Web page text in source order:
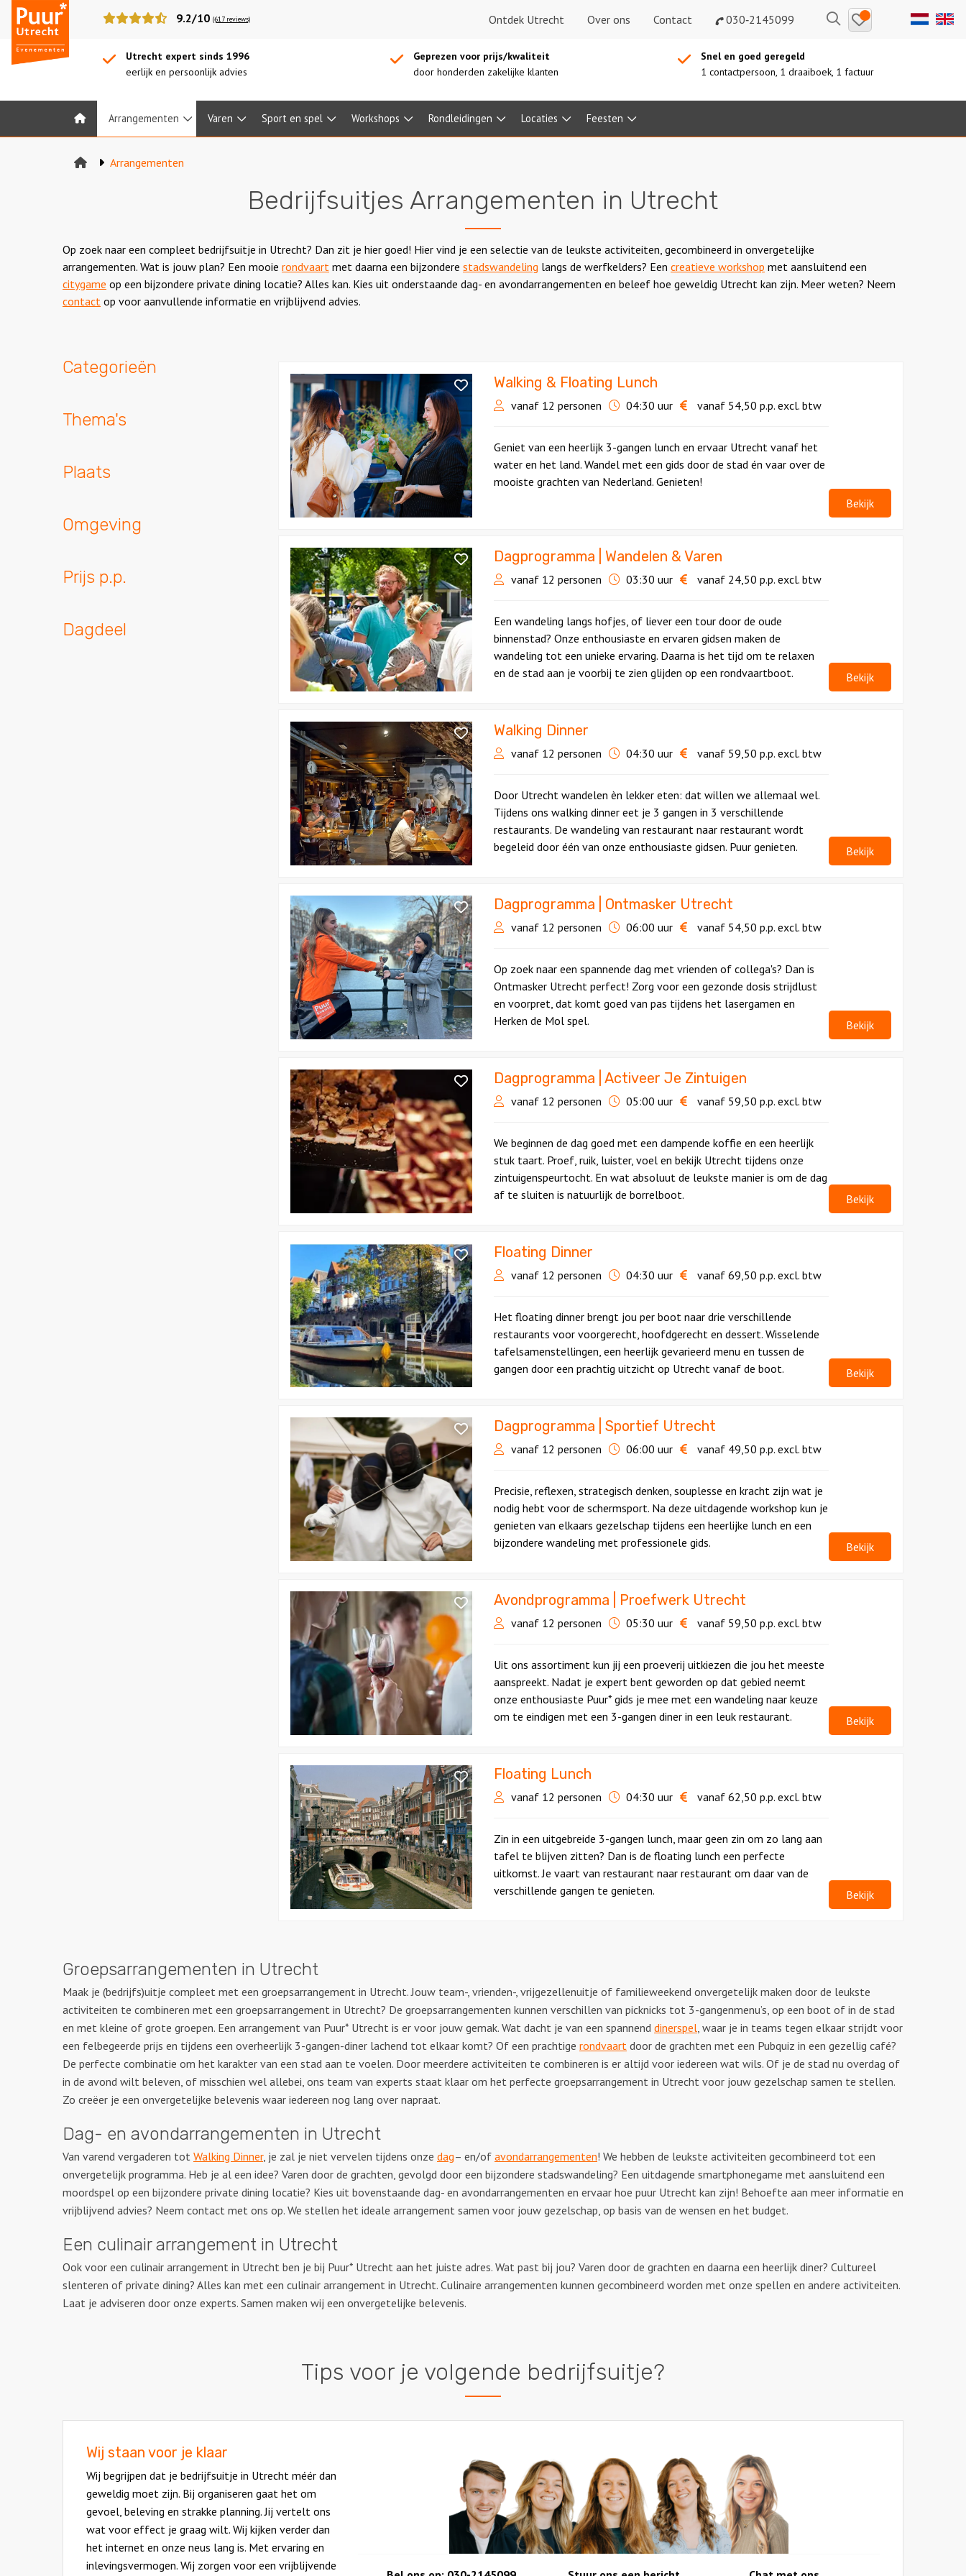
Puur*
Utrecht
bedrijfsuitjes
9.2/10 (617 reviews) Ontdek Utrecht Over ons Contact 030‑2145099 ZoekenBewaarde
uitjes
Utrecht expert sinds 1996
eerlijk en persoonlijk advies
Geprezen voor prijs/kwaliteit
door honderden zakelijke klanten
Snel en goed geregeld
1 contactpersoon, 1 draaiboek, 1 factuur
Home Arrangementen Varen Sport en spel Workshops Rondleidingen Locaties Feesten
Arrangementen
Bedrijfsuitjes Arrangementen in Utrecht
Op zoek naar een compleet bedrijfsuitje in Utrecht? Dan zit je hier goed! Hier vind je een selectie van de leukste activiteiten, gecombineerd in onvergetelijke
arrangementen. Wat is jouw plan? Een mooie rondvaart met daarna een bijzondere stadswandeling langs de werfkelders? Een creatieve workshop met aansluitend een
citygame op een bijzondere private dining locatie? Alles kan. Kies uit onderstaande dag- en avondarrangementen en beleef hoe geweldig Utrecht kan zijn. Meer weten? Neem
contact op voor aanvullende informatie en vrijblijvend advies.
Categorieën
Thema's
Plaats
Omgeving
Prijs p.p.
Dagdeel
Walking
Floating
Lunch
Walking & Floating Lunch
vanaf 12 personen 04:30 uur vanaf 54,50 p.p. excl. btw
Geniet van een heerlijk 3-gangen lunch en ervaar Utrecht vanaf het
water en het land. Wandel met een gids door de stad én vaar over de
mooiste grachten van Nederland. Genieten!
Bekijk
Dagprogramma
Wandelen
Varen
Dagprogramma | Wandelen & Varen
vanaf 12 personen 03:30 uur vanaf 24,50 p.p. excl. btw
Een wandeling langs hofjes, of liever een tour door de oude
binnenstad? Onze enthousiaste en ervaren gidsen maken de
wandeling tot een unieke ervaring. Daarna is het tijd om te relaxen
en de stad aan je voorbij te zien glijden op een rondvaartboot.
Bekijk
Walking
Dinner
Walking Dinner
vanaf 12 personen 04:30 uur vanaf 59,50 p.p. excl. btw
Door Utrecht wandelen èn lekker eten: dat willen we allemaal wel.
Tijdens ons walking dinner eet je 3 gangen in 3 verschillende
restaurants. De wandeling van restaurant naar restaurant wordt
begeleid door één van onze enthousiaste gidsen. Puur genieten.
Bekijk
Dagprogramma
Ontmasker
Utrecht
Dagprogramma | Ontmasker Utrecht
vanaf 12 personen 06:00 uur vanaf 54,50 p.p. excl. btw
Op zoek naar een spannende dag met vrienden of collega's? Dan is
Ontmasker Utrecht perfect! Zorg voor een gezonde dosis strijdlust
en voorpret, dat komt goed van pas tijdens het lasergamen en
Herken de Mol spel.
Bekijk
Dagprogramma
Activeer
Zintuigen
Dagprogramma | Activeer Je Zintuigen
vanaf 12 personen 05:00 uur vanaf 59,50 p.p. excl. btw
We beginnen de dag goed met een dampende koffie en een heerlijk
stuk taart. Proef, ruik, luister, voel en bekijk Utrecht tijdens onze
zintuigenspeurtocht. En wat absoluut de leukste manier is om de dag
af te sluiten is natuurlijk de borrelboot.
Bekijk
Dinner
Floating Dinner
vanaf 12 personen 04:30 uur vanaf 69,50 p.p. excl. btw
Het floating dinner brengt jou per boot naar drie verschillende
restaurants voor voorgerecht, hoofdgerecht en dessert. Wisselende
tafelsamenstellingen, een heerlijk gevarieerd menu en tussen de
gangen door een prachtig uitzicht op Utrecht vanaf de boot.
Bekijk
Dagprogramma
Sportief
Utrecht
Dagprogramma | Sportief Utrecht
vanaf 12 personen 06:00 uur vanaf 49,50 p.p. excl. btw
Precisie, reflexen, strategisch denken, souplesse en kracht zijn wat je
nodig hebt voor de schermsport. Na deze uitdagende workshop kun je
genieten van elkaars gezelschap tijdens een heerlijke lunch en een
bijzondere wandeling met professionele gids.
Bekijk
Avondprogramma
Proefwerk
Utrecht
Avondprogramma | Proefwerk Utrecht
vanaf 12 personen 05:30 uur vanaf 59,50 p.p. excl. btw
Uit ons assortiment kun jij een proeverij uitkiezen die jou het meeste
aanspreekt. Nadat je expert bent geworden op dat gebied neemt
onze enthousiaste Puur* gids je mee met een wandeling naar keuze
om te eindigen met een 3-gangen diner in een leuk restaurant.
Bekijk
Floating
Lunch
Floating Lunch
vanaf 12 personen 04:30 uur vanaf 62,50 p.p. excl. btw
Zin in een uitgebreide 3-gangen lunch, maar geen zin om zo lang aan
tafel te blijven zitten? Dan is de floating lunch een perfecte
uitkomst. Je vaart van restaurant naar restaurant om daar van de
verschillende gangen te genieten.
Bekijk
Groepsarrangementen in Utrecht
Maak je (bedrijfs)uitje compleet met een groepsarrangement in Utrecht. Jouw team-, vrienden-, vrijgezellenuitje of familieweekend onvergetelijk maken door de leukste
activiteiten te combineren met een groepsarrangement in Utrecht? De groepsarrangementen kunnen verschillen van picknicks tot 3-gangenmenu’s, op een boot of in de stad
en met kleine of grote groepen. Een arrangement van Puur* Utrecht is er voor jouw gemak. Wat dacht je van een spannend dinerspel , waar je in teams tegen elkaar strijdt voor
een felbegeerde prijs en tijdens een overheerlijk 3-gangen-diner lachend tot elkaar komt? Of een prachtige rondvaart door de grachten met een Pubquiz in een gezellig café?
De perfecte combinatie om het karakter van een stad aan te voelen. Door meerdere activiteiten te combineren is er altijd voor iedereen wat wils. Of je de stad nu overdag of
in de avond wilt beleven, of misschien wel allebei, ons team van experts staat klaar om het perfecte groepsarrangement in Utrecht voor jouw gezelschap samen te stellen.
Zo creëer je een onvergetelijke belevenis waar iedereen nog lang over napraat.
Dag- en avondarrangementen in Utrecht
Van varend vergaderen tot Walking Dinner, je zal je niet vervelen tijdens onze dag– en/of avondarrangementen! We hebben de leukste activiteiten gecombineerd tot een
onvergetelijk programma. Heb je al een idee? Varen door de grachten, gevolgd door een bijzondere stadswandeling? Een uitdagende smartphonegame met aansluitend een
moordspel op een bijzondere private dining locatie? Kies uit bovenstaande dag- en avondarrangementen en ervaar hoe puur Utrecht kan zijn! Behoefte aan meer informatie en
vrijblijvend advies? Neem contact met ons op. We stellen het ideale arrangement samen voor jouw gezelschap, op basis van de wensen en het budget.
Een culinair arrangement in Utrecht
Ook voor een culinair arrangement in Utrecht ben je bij Puur* Utrecht aan het juiste adres. Wat past bij jou? Varen door de grachten en daarna een heerlijk diner? Cultureel
slenteren of private dining? Alles kan met een culinair arrangement in Utrecht. Culinaire arrangementen kunnen gecombineerd worden met onze spellen en andere activiteiten.
Laat je adviseren door onze experts. Samen maken wij een onvergetelijke belevenis.
Tips voor je volgende bedrijfsuitje?
Wij staan voor je klaar
Wij begrijpen dat je bedrijfsuitje in Utrecht méér dan
geweldig moet zijn. Bij organiseren gaat het om
gevoel, beleving en strakke planning. Jij vertelt ons
wat voor effect je graag wilt. Wij kijken verder dan
het internet en onze neus lang is. Met ervaring en
inlevingsvermogen. Wij zorgen voor een vrijblijvende